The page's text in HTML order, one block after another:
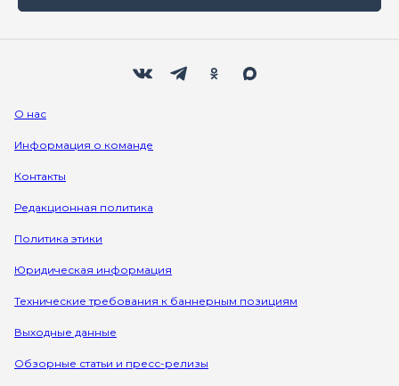
О нас
Информация о команде
Контакты
Редакционная политика
Политика этики
Юридическая информация
Технические требования к баннерным позициям
Выходные данные
Обзорные статьи и пресс-релизы